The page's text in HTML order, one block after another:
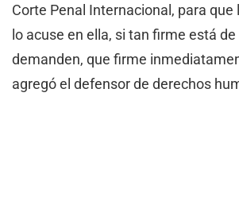
Corte Penal Internacional, para que
lo acuse en ella, si tan firme está de
demanden, que firme
agregó el defensor de derechos